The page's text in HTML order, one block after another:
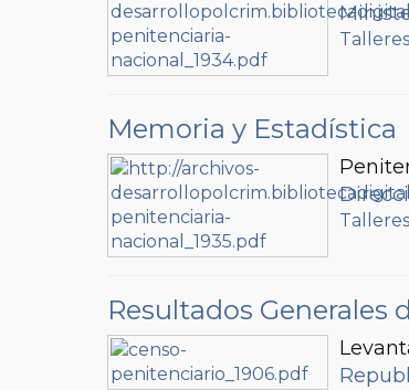
Memoria y Estadística
Resultados Generales